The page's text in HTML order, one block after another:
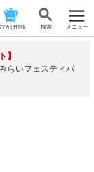
でかけ情報 検 索 メニュー
】
らいフェスティバ